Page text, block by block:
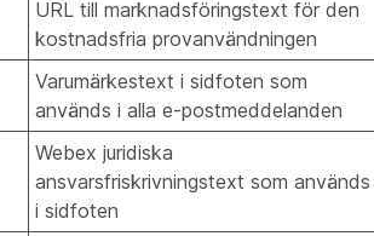
URL till marknadsföringstext för den
kostnadsfria provanvändningen
Varumärkestext i sidfoten som
används i alla e-postmeddelanden
Webex juridiska
ansvarsfriskrivningstext som används
i sidfoten